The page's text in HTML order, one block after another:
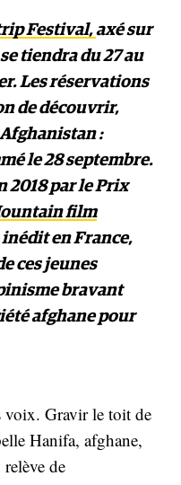
Festival,axé sur
tiendra du 27 au
Les réservations
de découvrir,
:
le 28 septembre.
2018 par le Prix
film
en France,
ces jeunes
bravant
afghane pour
voix. Gravir le toit de
Hanifa, afghane,
de